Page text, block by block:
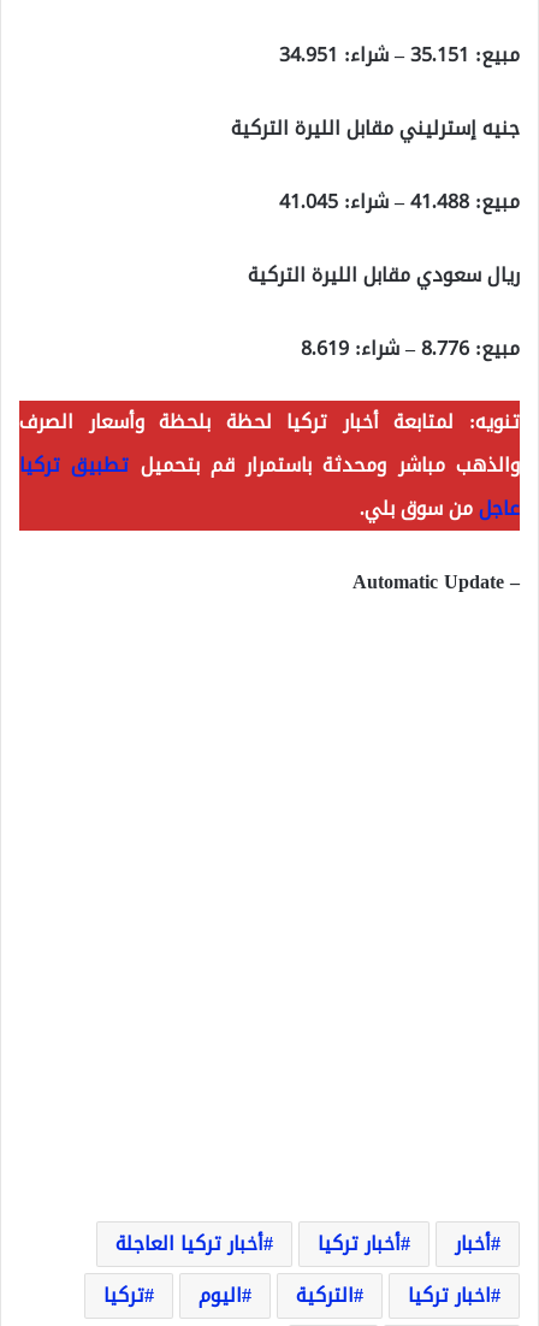
مبيع: 35.151 – شراء: 34.951
جنيه إسترليني مقابل الليرة التركية
مبيع: 41.488 – شراء: 41.045
ريال سعودي مقابل الليرة التركية
مبيع: 8.776 – شراء: 8.619
تنويه: لمتابعة أخبار تركيا لحظة بلحظة وأسعار الصرف
والذهب مباشر ومحدثة باستمرار قم بتحميل تطبيق تركيا
عاجلمن سوق بلي.
– Automatic Update
أخبار أخبار تركيا
أخبار تركيا العاجلة
اخبار تركيا
التركية اليوم
تركيا